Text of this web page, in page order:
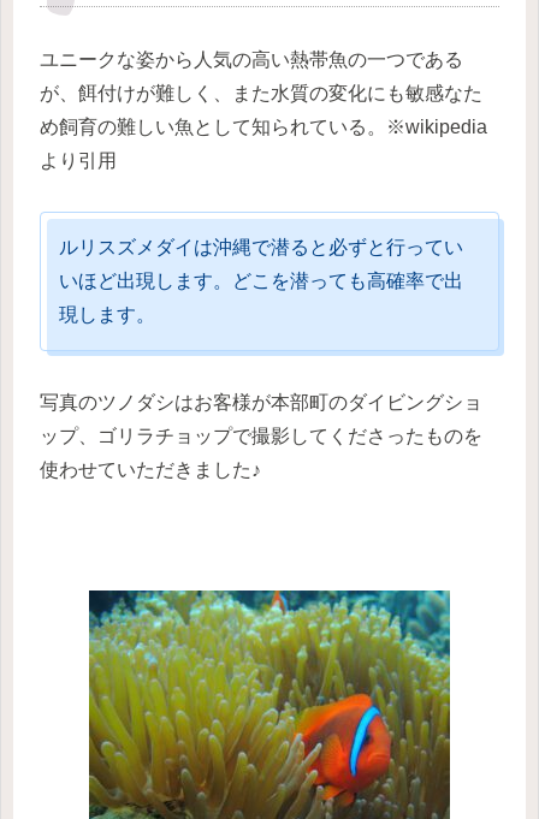
ユニークな姿から人気の高い熱帯魚の一つである
が、餌付けが難しく、また水質の変化にも敏感なた
め飼育の難しい魚として知られている。※wikipedia
より引用
ルリスズメダイは沖縄で潜ると必ずと行ってい
いほど出現します。どこを潜っても高確率で出
現します。
写真のツノダシはお客様が本部町のダイビングショ
ップ、ゴリラチョップで撮影してくださったものを
使わせていただきました♪